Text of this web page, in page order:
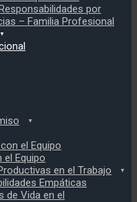
por
– Familia Profesional
el Equipo
Equipo
en el Trabajo
Empáticas
de Vida en el